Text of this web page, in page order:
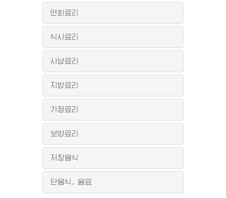
연회료리
식사료리
사냥료리
지방료리
가정료리
보양료리
저장음식
단음식, 음료